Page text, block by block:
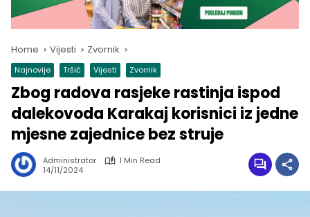
Home Vijesti Zvornik
Najnovije Tršić Vijesti Zvornik
Zbog radova rasjeke rastinja ispod
dalekovoda Karakaj korisnici iz jedne
mjesne zajednice bez struje
Administrator
1 Min Read
14/11/2024